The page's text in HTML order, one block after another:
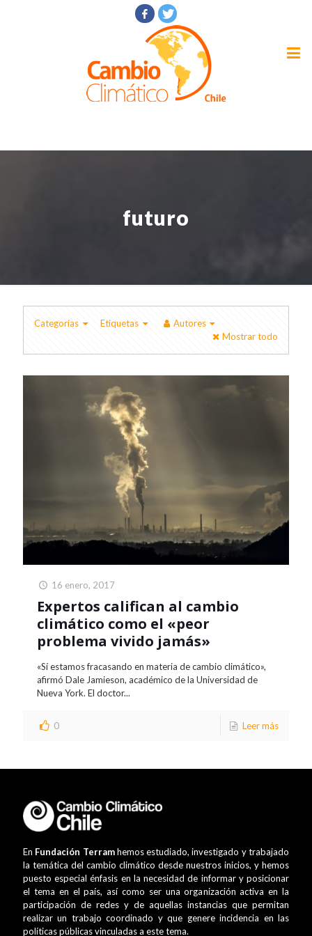
futuro
Categorías Etiquetas
Autores
Mostrar todo
16 enero, 2017
Expertos califican al cambio
climático como el «peor
problema vivido jamás»
«Sí estamos fracasando en materia de cambio climático»,
afirmó Dale Jamieson, académico de la Universidad de
Nueva York. El doctor...
0 Leer más
En Fundación Terramhemos estudiado, investigado y trabajado
la temática del cambio climático desde nuestros inicios, y hemos
puesto especial énfasis en la necesidad de informar y posicionar
el tema en el país, así como ser una organización activa en la
participación de redes y de aquellas instancias que permitan
realizar un trabajo coordinado y que genere incidencia en las
políticas públicas vinculadas a este tema.